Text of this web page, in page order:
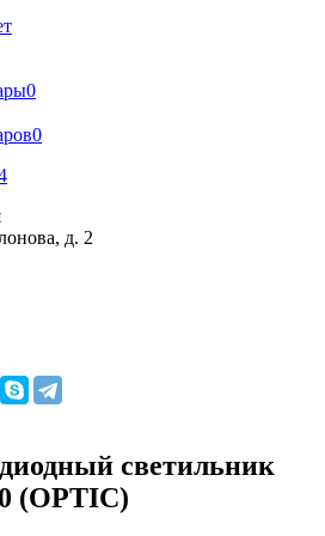
0
0
д. 2
светильник
(OPTIC)